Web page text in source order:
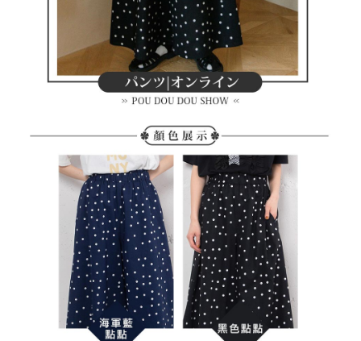
時審查核予不同之上限額度；若仍有額度不足之情形，本公司將視審查結果
請求用戶進行身份認證。
５．嚴禁一人註冊多個帳號或使用他人資訊註冊。若發現惡意使用之情形，
恩沛科技股份有限公司將有權停止該用戶之使用額度並採取法律行動。